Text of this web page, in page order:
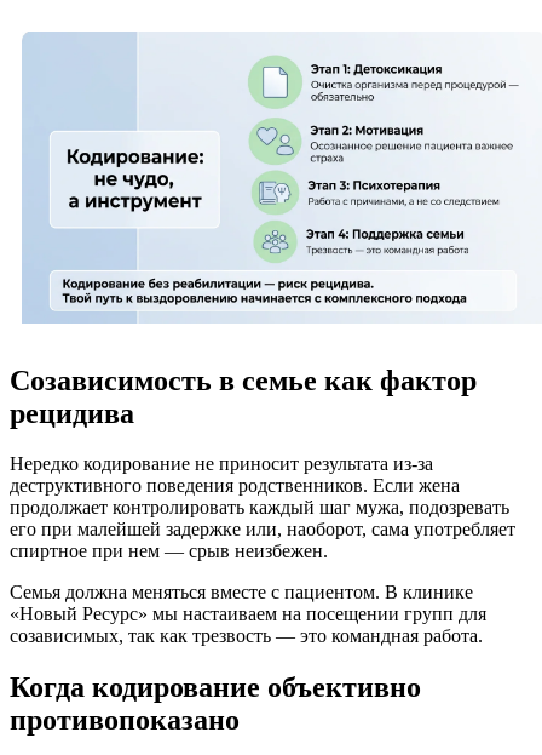
Созависимость в семье как фактор
рецидива
Нередко кодирование не приносит результата из-за
деструктивного поведения родственников. Если жена
продолжает контролировать каждый шаг мужа, подозревать
его при малейшей задержке или, наоборот, сама употребляет
спиртное при нем — срыв неизбежен.
Семья должна меняться вместе с пациентом. В клинике
«Новый Ресурс» мы настаиваем на посещении групп для
созависимых, так как трезвость — это командная работа.
Когда кодирование объективно
противопоказано